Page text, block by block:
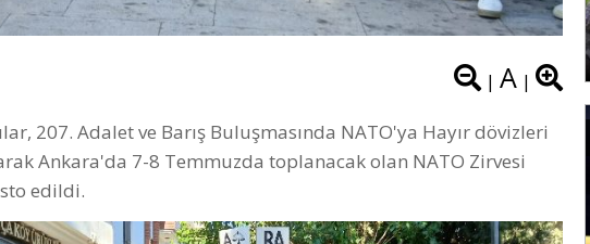
| A |
207. Adalet ve Barış Buluşmasında NATO'ya Hayır dövizleri
Ankara'da 7-8 Temmuzda toplanacak olan NATO Zirvesi
edildi.